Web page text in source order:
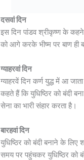
दसवां दिन
इस दिन पांडव श्रीकृष्ण के
को आगे करके भीष्म पर बाण ही
ग्याहरवां दिन
ग्याहरवें दिन कर्ण युद्ध में आ
कहते हैं कि युधिष्ठिर को बंदी
सेना का भारी संहार करता है।
बारहवां दिन
युधिष्ठिर को बंदी बनाने के
समय पर पहुंचकर युधिष्ठिर को